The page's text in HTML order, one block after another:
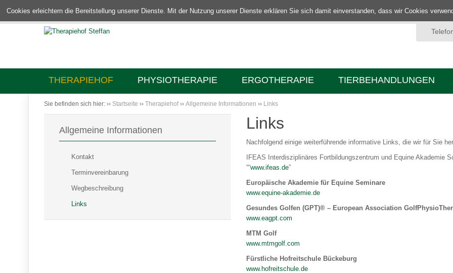
Cookies erleichtern die Bereitstellung unserer Dienste. Mit der Nutzung unserer Dienste erklären Sie sich damit einverstanden, dass wir Cookies
THERAPIEHOF PHYSIOTHERAPIE ERGOTHERAPIE TIERBEHANDLUNGEN
Sie befinden sich hier: ›› Startseite ›› Therapiehof ›› Allgemeine Informationen ›› Links
Allgemeine Informationen
Kontakt
Terminvereinbarung
Wegbeschreibung
Links
Links
Nachfolgend einige weiterführende informative Links, die wir für Sie
IFEAS Interdisziplinäres Fortbildungszentrum und Equine Akademie
““www.ifeas.de”
Europäische Akademie für Equine Seminare
www.equine-akademie.de
Gesundes Golfen (GPT)® – European Association
www.eagpt.com
MTM Golf
www.mtmgolf.com
Fürstliche Hofreitschule Bückeburg
www.hofreitschule.de